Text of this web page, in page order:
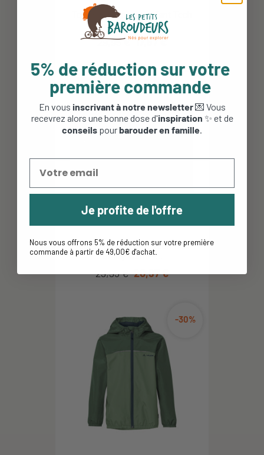
Tee shirt respirant enfant Tech
Trail - Columbia -...
29,95 € 17,97 €
Tee-shirt technique Tech Trail
Utility Warm -...
-30%
29,95 € 20,97 €
-30%
5% de réduction sur votre
première commande
En vous inscrivant à notre newsletter💌 Vous
recevrez alors une bonne dose d'inspiration ✨ et de
conseils pourbarouder en famille
Je profite de l'offre
Nous vous offrons 5% de réduction sur votre première
commande à partir de 49,00€ d'achat